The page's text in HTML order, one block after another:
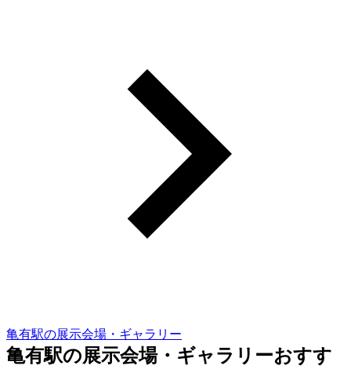
亀有駅の展示会場・ギャラリー
亀有駅の展示会場・ギャラリーおすす